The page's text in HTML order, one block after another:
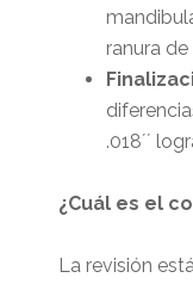
ranura de
.018´´
¿Cuál es el
La revisión